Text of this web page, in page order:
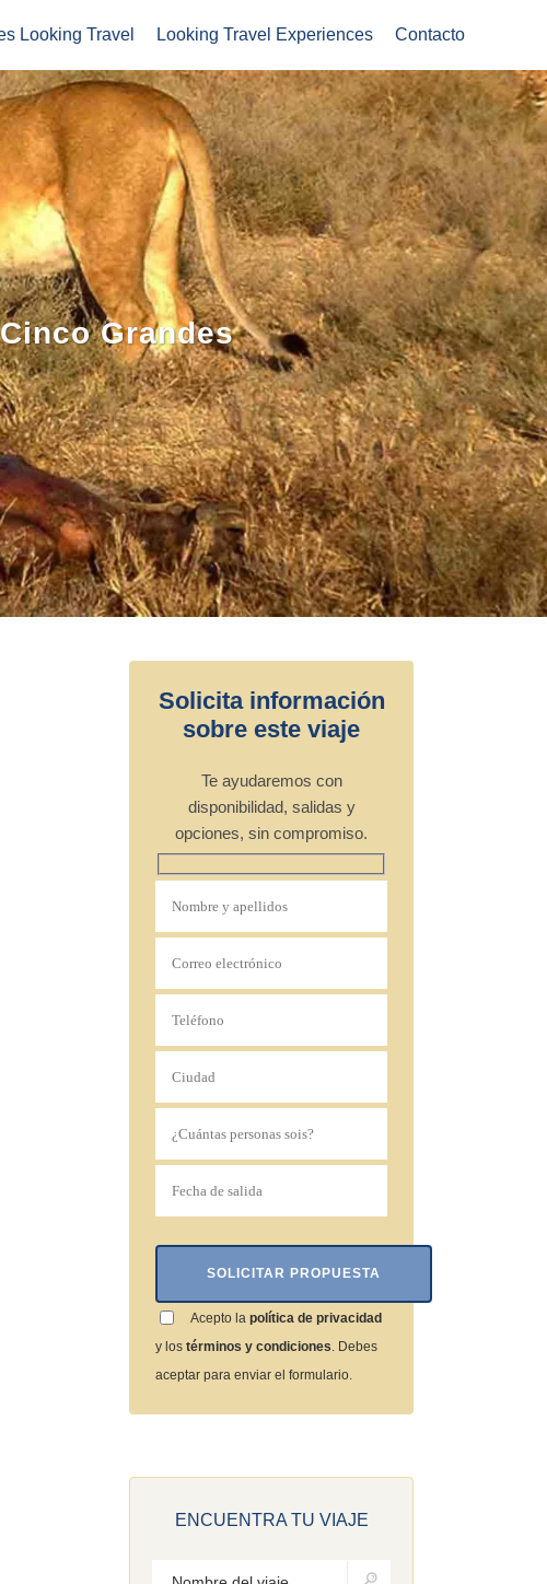
Looking Travel Looking Travel Experiences Contacto
Grandes
Solicita información
sobre este viaje
Te ayudaremos con
disponibilidad, salidas y
opciones, sin compromiso.
Acepto la política de privacidad
y los términos y condiciones . Debes
aceptar para enviar el formulario.
ENCUENTRA TU VIAJE